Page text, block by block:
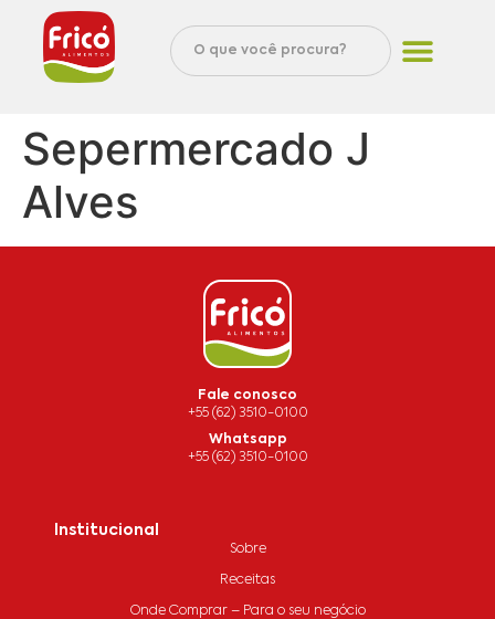
Sepermercado J
Alves
Fale conosco
+55 (62) 3510-0100
Whatsapp
+55 (62) 3510-0100
Institucional
Sobre
Receitas
Onde Comprar – Para o seu negócio